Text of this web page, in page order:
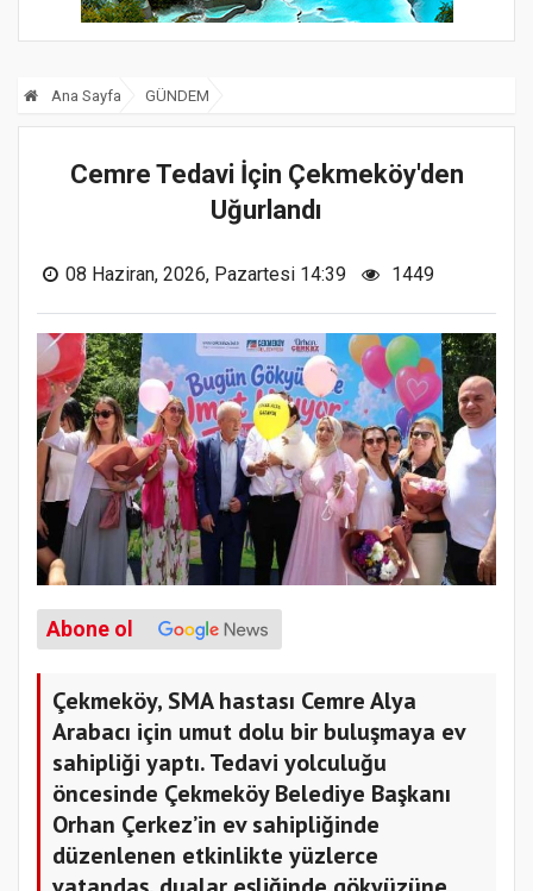
Ana Sayfa GÜNDEM
Cemre Tedavi İçin Çekmeköy'den
Uğurlandı
08 Haziran, 2026, Pazartesi 14:39 1449
Abone ol
Çekmeköy, SMA hastası Cemre Alya
Arabacı için umut dolu bir buluşmaya ev
sahipliği yaptı. Tedavi yolculuğu
öncesinde Çekmeköy Belediye Başkanı
Orhan Çerkez’in ev sahipliğinde
düzenlenen etkinlikte yüzlerce